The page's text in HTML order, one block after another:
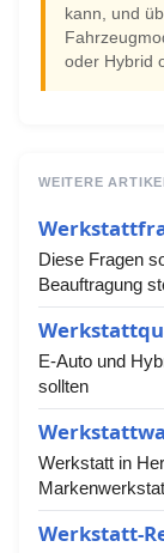
kann, und
oder Hybrid
WEITERE
Diese Fragen
Beauftragung
E-Auto und
sollten
Werkstatt in
Werkstatt-